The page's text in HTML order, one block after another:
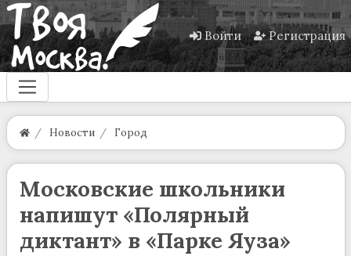
Войти Регистрация
Новости Город
Московские школьники
напишут «Полярный
диктант» в «Парке Яуза»